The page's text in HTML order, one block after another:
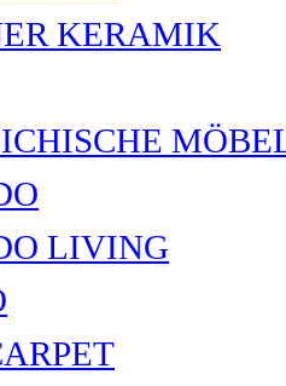
KERAMIK
LIVING